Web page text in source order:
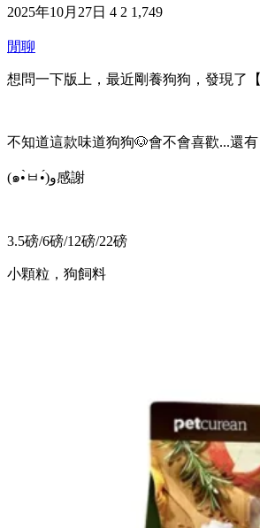
2025年10月27日 4 2 1,749
閒聊
想問一下版上，最近剛養狗狗，發現了
不知道這款味道狗狗🐶會不會喜歡...還
(๑•̀ㅂ•́)و感謝
3.5磅/6磅/12磅/22磅
小顆粒，狗飼料